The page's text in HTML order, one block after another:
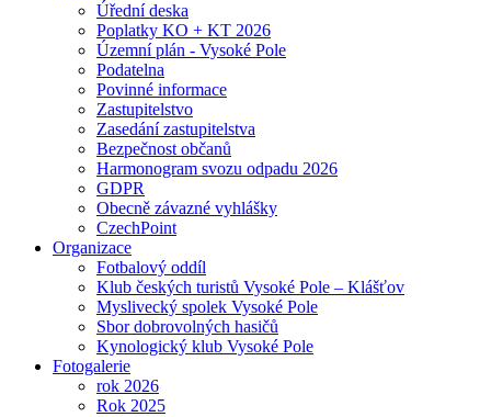
Úřední deska
Poplatky KO + KT 2026
Územní plán - Vysoké Pole
Podatelna
Povinné informace
Zastupitelstvo
Zasedání zastupitelstva
Bezpečnost občanů
Harmonogram svozu odpadu 2026
GDPR
Obecně závazné vyhlášky
CzechPoint
Organizace
Fotbalový oddíl
Klub českých turistů Vysoké Pole – Klášťov
Myslivecký spolek Vysoké Pole
Sbor dobrovolných hasičů
Kynologický klub Vysoké Pole
Fotogalerie
rok 2026
Rok 2025